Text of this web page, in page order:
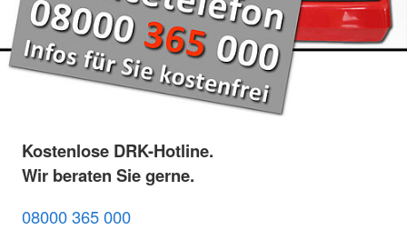
Kostenlose DRK-Hotline.
Wir beraten Sie gerne.
08000 365 000